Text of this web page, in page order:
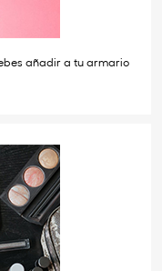
añadir a tu armario